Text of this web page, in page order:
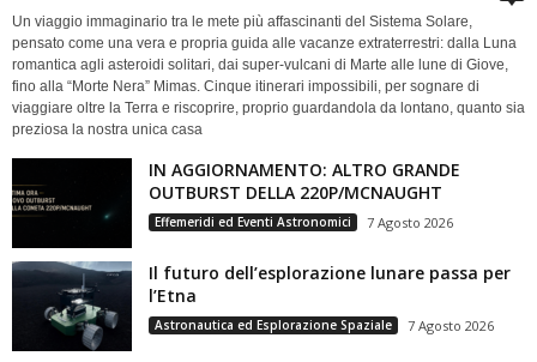
Un viaggio immaginario tra le mete più affascinanti del Sistema Solare,
pensato come una vera e propria guida alle vacanze extraterrestri: dalla Luna
romantica agli asteroidi solitari, dai super-vulcani di Marte alle lune di Giove,
fino alla “Morte Nera” Mimas. Cinque itinerari impossibili, per sognare di
viaggiare oltre la Terra e riscoprire, proprio guardandola da lontano, quanto sia
preziosa la nostra unica casa
IN AGGIORNAMENTO: ALTRO GRANDE
OUTBURST DELLA 220P/MCNAUGHT
Effemeridi ed Eventi Astronomici 7 Agosto 2026
Il futuro dell’esplorazione lunare passa per
l’Etna
Astronautica ed Esplorazione Spaziale 7 Agosto 2026